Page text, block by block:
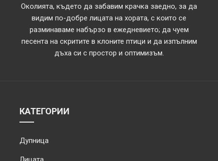
Околията, където да забавим крачка заедно, за да
видим по-добре лицата на хората, с които се
разминаваме набързо в ежедневието; да чуем
песента на скритите в клоните птици и да изпълним
дъха си с простор и оптимизъм.
КАТЕГОРИИ
Дупница